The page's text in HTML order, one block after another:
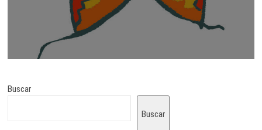
Buscar
Buscar